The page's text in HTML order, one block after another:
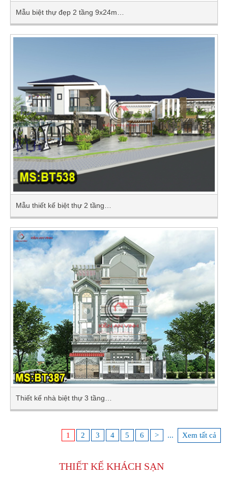
Mẫu biệt thự đẹp 2 tầng 9x24m…
Mẫu thiết kế biệt thự 2 tầng…
Thiết kế nhà biệt thự 3 tầng…
1 2 3 4 5 6 > ... Xem tất cả
THIẾT KẾ KHÁCH SẠN